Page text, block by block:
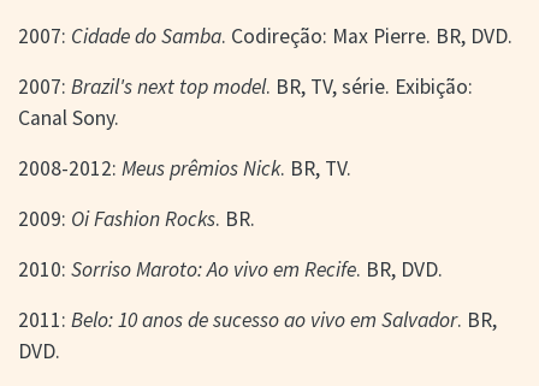
2007: Cidade do Samba. Codireção: Max Pierre. BR, DVD.
2007: Brazil's next top model. BR, TV, série. Exibição:
Canal Sony.
2008-2012: Meus prêmios Nick. BR, TV.
2009: Oi Fashion Rocks. BR.
2010: Sorriso Maroto: Ao vivo em Recife. BR, DVD.
2011: Belo: 10 anos de sucesso ao vivo em Salvador. BR,
DVD.